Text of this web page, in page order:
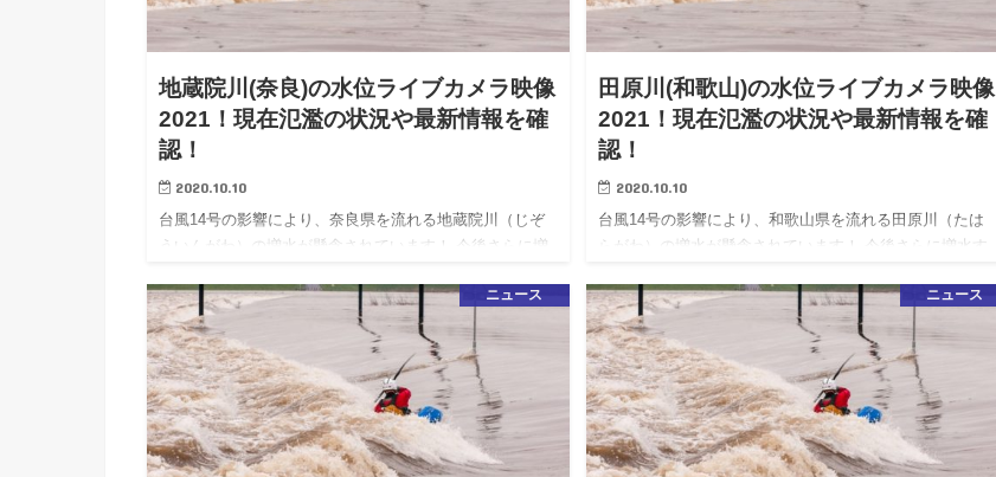
地蔵院川(奈良)の水位ライブカメラ映像
2021！現在氾濫の状況や最新情報を確
認！
2020.10.10
台風14号の影響により、奈良県を流れる地蔵院川（じぞ
ういんがわ）の増水が懸念されています！ 今後さらに増
十分お気をつけて下さい。 こちらの記事では地蔵院川の
ライブカメラ映…
田原川(和歌山)の水位ライブカメラ映像
2021！現在氾濫の状況や最新情報を確
認！
2020.10.10
台風14号の影響により、和歌山県を流れる田原川（たは
らがわ）の増水が懸念されています！ 今後さらに増水す
お気をつけて下さい。 こちらの記事では田原川のライブ
カメラ映像や水…
ニュース ニュース